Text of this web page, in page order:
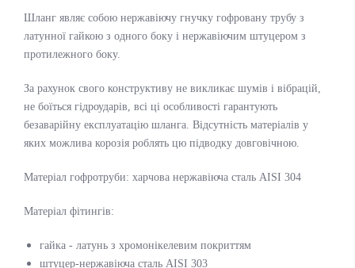
Шланг являє собою нержавіючу гнучку гофровану трубу з
латунної гайкою з одного боку і нержавіючим штуцером з
протилежного боку.
За рахунок свого конструктиву не викликає шумів і вібрацій,
не боїться гідроударів, всі ці особливості гарантують
безаварійну експлуатацію шланга. Відсутність матеріалів у
яких можлива корозія роблять цю підводку довговічною.
Матеріал гофротруби: харчова нержавіюча сталь AISI 304
Матеріал фітингів:
гайка - латунь з хромонікелевим покриттям
штуцер-нержавіюча сталь AISI 303